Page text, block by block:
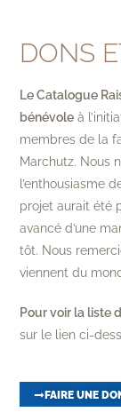
DONS
Le Catalogue
bénévole à
membres de la
Marchutz. Nous
l’enthousiasme
projet aurait été
avancé d’une
tôt. Nous
viennent du
Pour voir la liste
sur le lien ci-
FAIRE UNE